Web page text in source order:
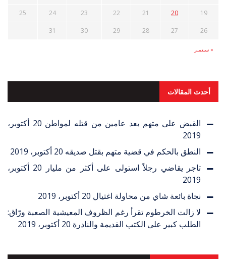
« سبتمبر
19
20
21
22
23
24
25
26
27
28
29
30
31
أحدث المقالات
القبض على متهم بعد عامين من قتله لمواطن
20 أكتوبر،
2019
النطق بالحكم في قضية متهم بقتل صديقه 20 أكتوبر، 2019
تاجر يقاضي رجلاً استولى على أكثر من مليار
20 أكتوبر،
2019
نجاة بائعة شاي من محاولة اغتيال 20 أكتوبر، 2019
لا زالت الخرطوم تقرأ رغم الظروف المعيشية الصعبة ورّاق:
الطلب كبير على الكتب القديمة والنادرة 20 أكتوبر، 2019